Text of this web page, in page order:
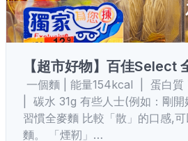
【超市好物】百佳Select
一個麵 | 能量154kcal | 蛋白
| 碳水 31g 有些人士(例如：剛
習慣全麥麵 比較「散」的口感,
麵。 「煙靭」…